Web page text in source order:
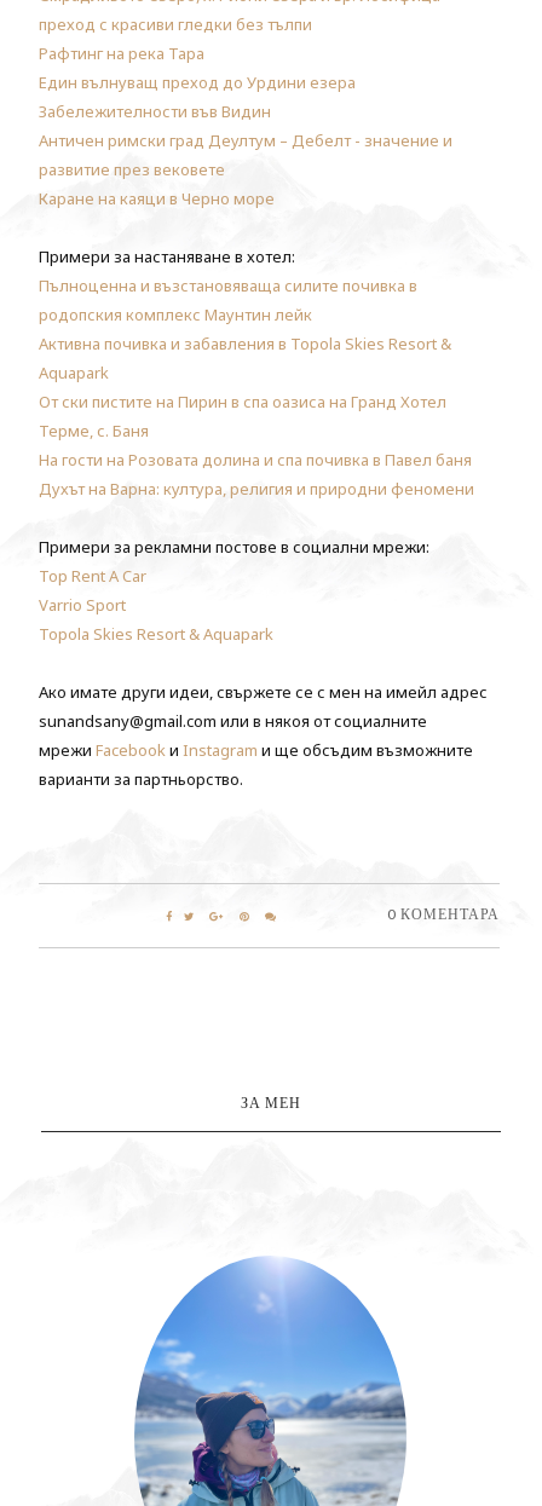
преход с красиви гледки без тълпи
Рафтинг на река Тара
Един вълнуващ преход до Урдини езера
Забележителности във Видин
Античен римски град Деултум – Дебелт - значение и
развитие през вековете
Каране на каяци в Черно море
Примери за настаняване в хотел:
Пълноценна и възстановяваща силите почивка в
родопския комплекс Маунтин лейк
Активна почивка и забавления в Topola Skies Resort &
Aquapark
От ски пистите на Пирин в спа оазиса на Гранд Хотел
Терме, с. Баня
На гости на Розовата долина и спа почивка в Павел баня
Духът на Варна: култура, религия и природни феномени
Примери за рекламни постове в социални мрежи:
Top Rent A Car
Varrio Sport
Topola Skies Resort & Aquapark
Ако имате други идеи, свържете се с мен на имейл адрес
sunandsany@gmail.com или в някоя от социалните
мрежи Facebookи Instagram и ще обсъдим възможните
варианти за партньорство.
0 КОМЕНТАРА
ЗА МЕН